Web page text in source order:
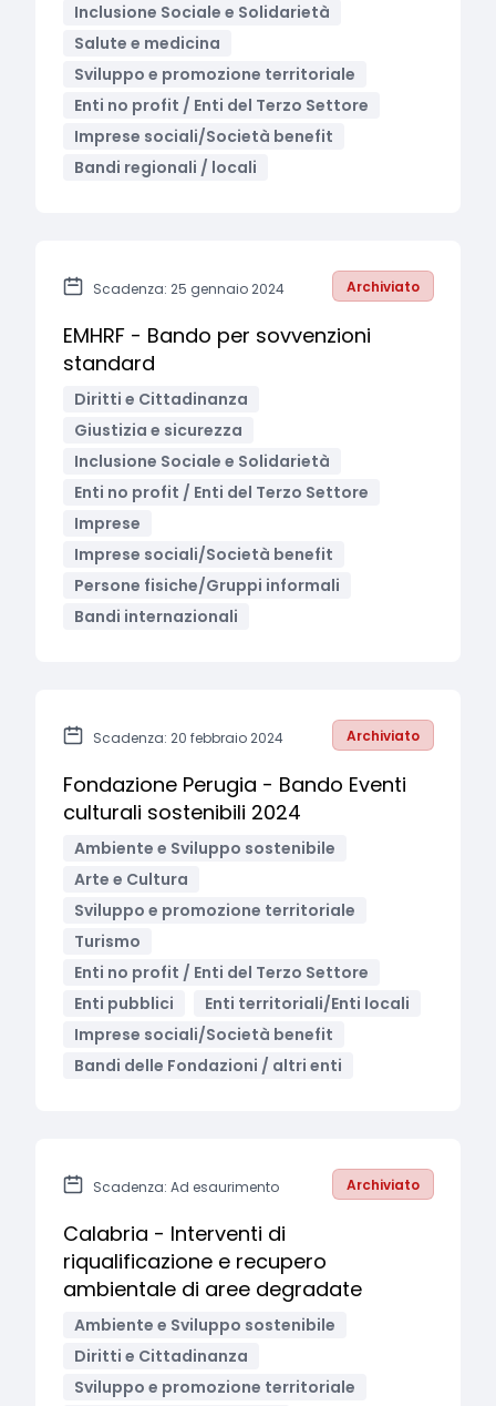
Inclusione Sociale e Solidarietà
Salute e medicina
Sviluppo e promozione territoriale
Enti no profit / Enti del Terzo Settore
Imprese sociali/Società benefit
Bandi regionali / locali
Scadenza: 25 gennaio 2024 Archiviato
EMHRF - Bando per sovvenzioni
standard
Diritti e Cittadinanza
Giustizia e sicurezza
Inclusione Sociale e Solidarietà
Enti no profit / Enti del Terzo Settore
Imprese
Imprese sociali/Società benefit
Persone fisiche/Gruppi informali
Bandi internazionali
Scadenza: 20 febbraio 2024 Archiviato
Fondazione Perugia - Bando Eventi
culturali sostenibili 2024
Ambiente e Sviluppo sostenibile
Arte e Cultura
Sviluppo e promozione territoriale
Turismo
Enti no profit / Enti del Terzo Settore
Enti pubblici
Enti territoriali/Enti locali
Imprese sociali/Società benefit
Bandi delle Fondazioni / altri enti
Scadenza: Ad esaurimento Archiviato
Calabria - Interventi di
riqualificazione e recupero
ambientale di aree degradate
Ambiente e Sviluppo sostenibile
Diritti e Cittadinanza
Sviluppo e promozione territoriale